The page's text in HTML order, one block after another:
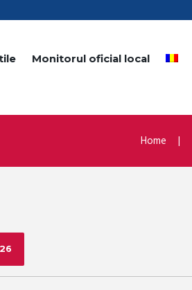
Monitorul oficial local
Home